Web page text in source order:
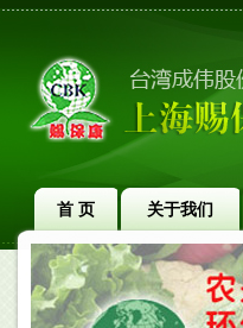
首 页 关于我们